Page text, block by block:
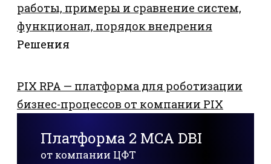
работы, примеры и сравнение систем,
функционал, порядок внедрения
Решения
PIX RPA — платформа для роботизации
бизнес-процессов от компании PIX
Платформа 2 MCA DBI
от компании ЦФТ